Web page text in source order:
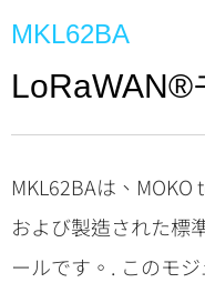
MKL62BA
LoRaWAN®
MKL62BAは、
および製造された標
ールです。. このモ